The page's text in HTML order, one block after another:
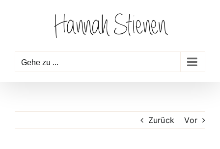
Gehe zu ...
Zurück Vor